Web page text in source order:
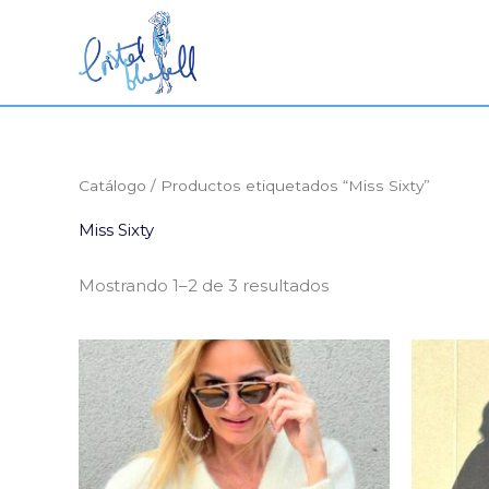
contenido
Catálogo / Productos etiquetados “Miss Sixty”
Miss Sixty
Mostrando 1–2 de 3 resultados
El
precio
original
era:
190,00€.
El
precio
actual
es:
70,00€.